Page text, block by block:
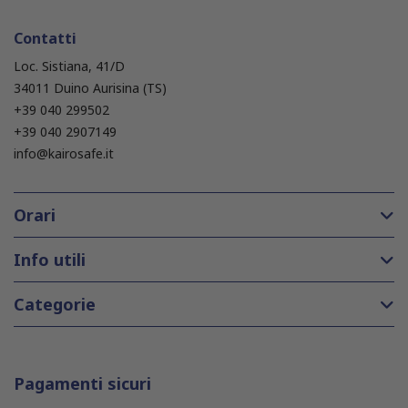
Contatti
Loc. Sistiana, 41/D
34011 Duino Aurisina (TS)
+39 040 299502
+39 040 2907149
info@kairosafe.it
Orari
Info utili
Categorie
Pagamenti sicuri